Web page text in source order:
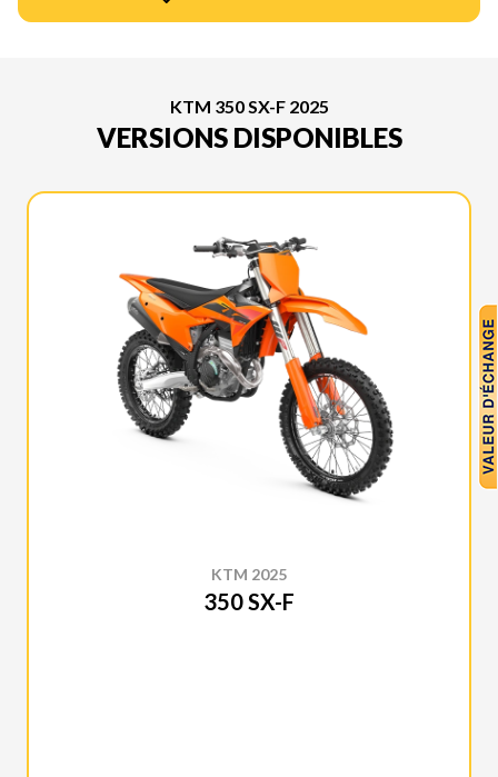
KTM 350 SX-F 2025
VERSIONS DISPONIBLES
KTM 2025
350 SX-F